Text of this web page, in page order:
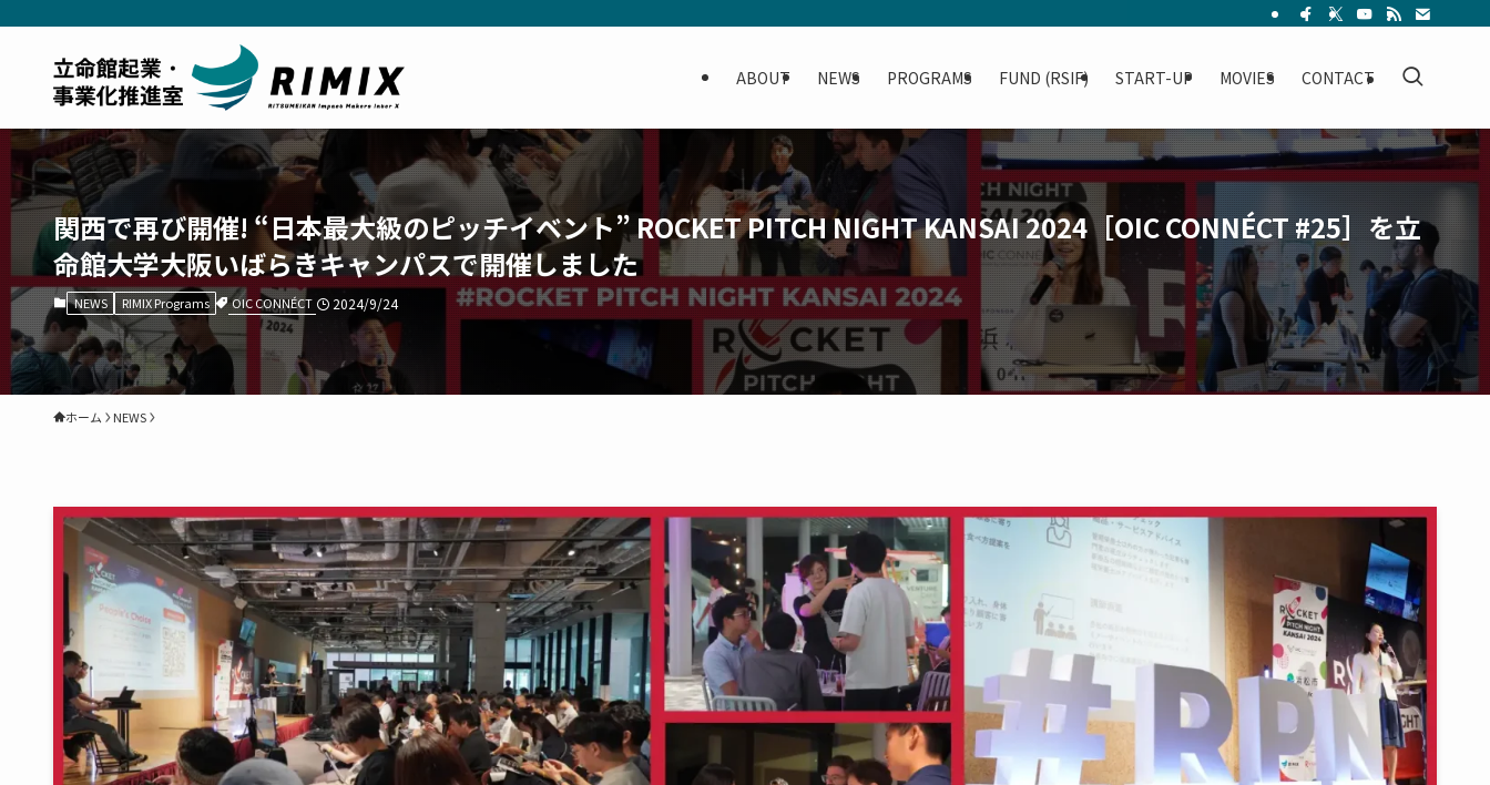
ABOUT NEWS PROGRAMS FUND (RSIF) START-UP MOVIES CONTACT
関西で再び開催! “日本最大級のピッチイベント” ROCKET PITCH NIGHT KANSAI 2024［OIC CONNÉCT #25］を立
命館大学大阪いばらきキャンパスで開催しました
NEWS RIMIX Programs OIC CONNÉCT 2024/9/24
ホーム NEWS